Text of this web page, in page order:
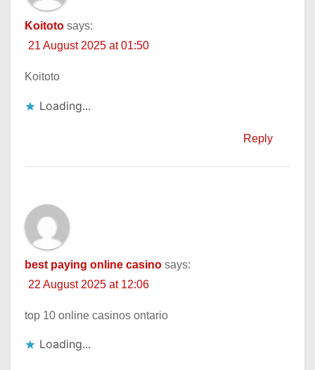
Koitoto says:
21 August 2025 at 01:50
Koitoto
Loading...
Reply
best paying online casino says:
22 August 2025 at 12:06
top 10 online casinos ontario
Loading...